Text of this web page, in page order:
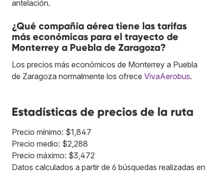
antelación.
¿Qué compañía aérea tiene las tarifas
más económicas para el trayecto de
Monterrey a Puebla de Zaragoza?
Los precios más económicos de Monterrey a Puebla
de Zaragoza normalmente los ofrece VivaAerobus.
Estadísticas de precios de la ruta
Precio mínimo: $1,847
Precio medio: $2,288
Precio máximo: $3,472
Datos calculados a partir de 6 búsquedas realizadas en